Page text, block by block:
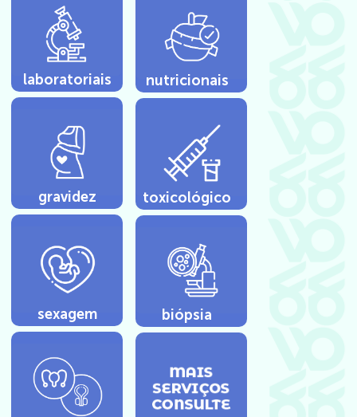
laboratoriais
gravidez
sexagem
nutricionais
toxicológico
biópsia